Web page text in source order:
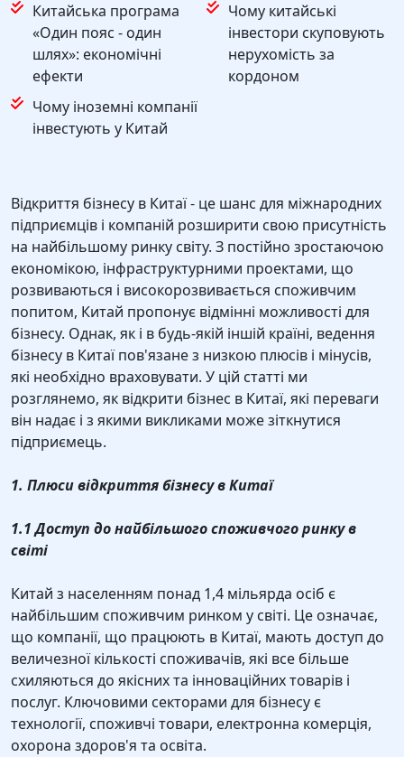
Китайська програма
«Один пояс - один
шлях»: економічні
ефекти
Чому китайські
інвестори скуповують
нерухомість за
кордоном
Чому іноземні компанії
інвестують у Китай
Відкриття бізнесу в Китаї - це шанс для міжнародних
підприємців і компаній розширити свою присутність
на найбільшому ринку світу. З постійно зростаючою
економікою, інфраструктурними проектами, що
розвиваються і високорозвивається споживчим
попитом, Китай пропонує відмінні можливості для
бізнесу. Однак, як і в будь-якій іншій країні, ведення
бізнесу в Китаї пов'язане з низкою плюсів і мінусів,
які необхідно враховувати. У цій статті ми
розглянемо, як відкрити бізнес в Китаї, які переваги
він надає і з якими викликами може зіткнутися
підприємець.
1. Плюси відкриття бізнесу в Китаї
1.1 Доступ до найбільшого споживчого ринку в
світі
Китай з населенням понад 1,4 мільярда осіб є
найбільшим споживчим ринком у світі. Це означає,
що компанії, що працюють в Китаї, мають доступ до
величезної кількості споживачів, які все більше
схиляються до якісних та інноваційних товарів і
послуг. Ключовими секторами для бізнесу є
технології, споживчі товари, електронна комерція,
охорона здоров'я та освіта.